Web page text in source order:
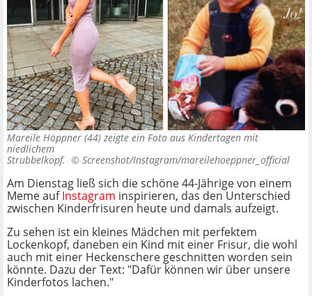
Mareile Höppner (44) zeigte ein Foto aus Kindertagen mit
niedlichem
Strubbelkopf. © Screenshot/Instagram/mareilehoeppner_official
Am Dienstag ließ sich die schöne 44-Jährige von einem
Meme aufInstagram inspirieren, das den Unterschied
zwischen Kinderfrisuren heute und damals aufzeigt.
Zu sehen ist ein kleines Mädchen mit perfektem
Lockenkopf, daneben ein Kind mit einer Frisur, die wohl
auch mit einer Heckenschere geschnitten worden sein
könnte. Dazu der Text: "Dafür können wir über unsere
Kinderfotos lachen."